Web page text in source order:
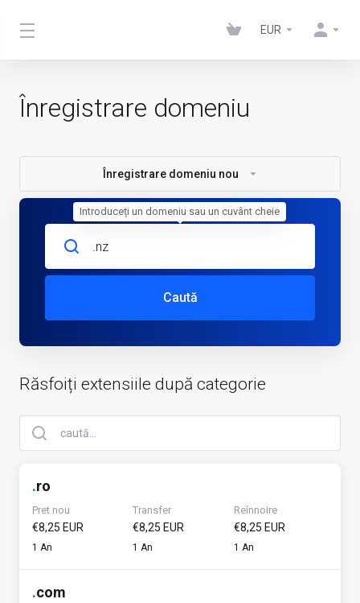
EUR
Înregistrare domeniu
Înregistrare domeniu nou
Caută
Răsfoiți extensiile după categorie
.ro
Pret nou
€8,25 EUR
1 An
Transfer
€8,25 EUR
1 An
Reînnoire
€8,25 EUR
1 An
.com
Introduceți un domeniu sau un cuvânt cheie